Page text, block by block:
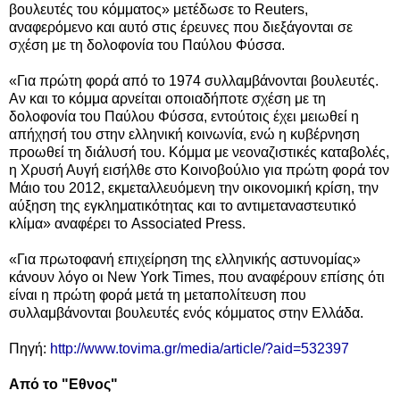
βουλευτές του κόμματος» μετέδωσε το Reuters,
αναφερόμενο και αυτό στις έρευνες που διεξάγονται σε
σχέση με τη δολοφονία του Παύλου Φύσσα.
«Για πρώτη φορά από το 1974 συλλαμβάνονται βουλευτές.
Αν και το κόμμα αρνείται οποιαδήποτε σχέση με τη
δολοφονία του Παύλου Φύσσα, εντούτοις έχει μειωθεί η
απήχησή του στην ελληνική κοινωνία, ενώ η κυβέρνηση
προωθεί τη διάλυσή του. Κόμμα με νεοναζιστικές καταβολές,
η Χρυσή Αυγή εισήλθε στο Κοινοβούλιο για πρώτη φορά τον
Μάιο του 2012, εκμεταλλευόμενη την οικονομική κρίση, την
αύξηση της εγκληματικότητας και το αντιμεταναστευτικό
κλίμα» αναφέρει το Associated Press.
«Για πρωτοφανή επιχείρηση της ελληνικής αστυνομίας»
κάνουν λόγο οι New York Times, που αναφέρουν επίσης ότι
είναι η πρώτη φορά μετά τη μεταπολίτευση που
συλλαμβάνονται βουλευτές ενός κόμματος στην Ελλάδα.
Πηγή: http://www.tovima.gr/media/article/?aid=532397
Από το "Εθνος"